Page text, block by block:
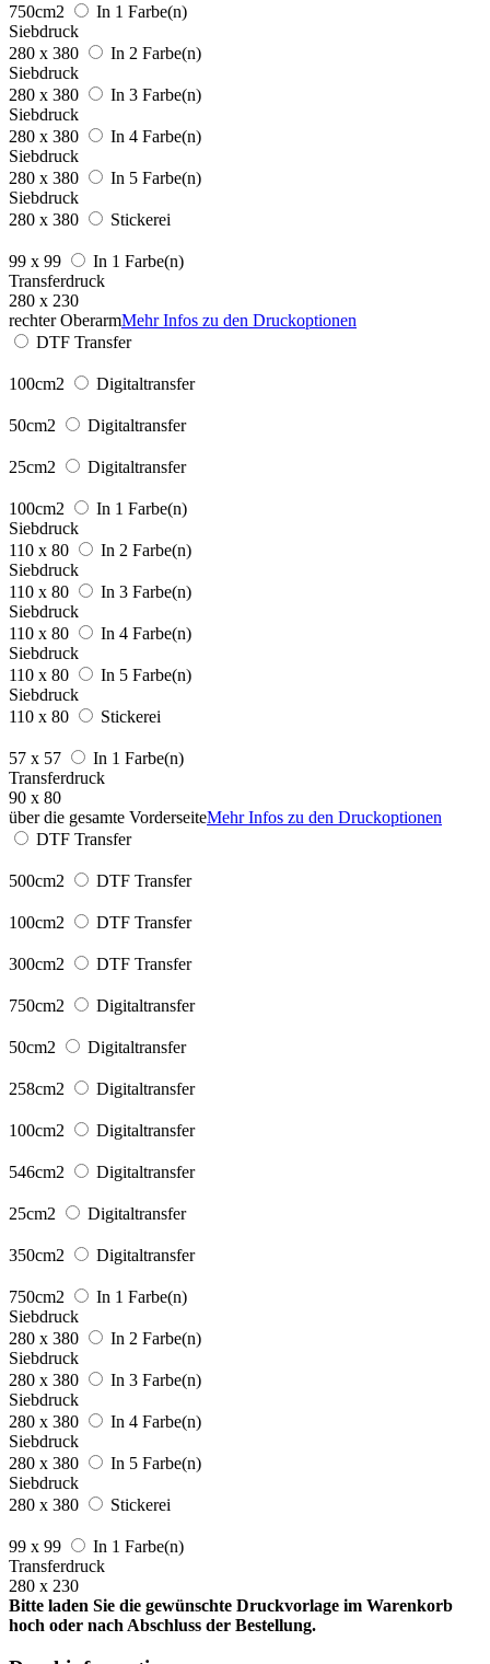
750cm2
In 1 Farbe(n)
Siebdruck
280 x 380
In 2 Farbe(n)
Siebdruck
280 x 380
In 3 Farbe(n)
Siebdruck
280 x 380
In 4 Farbe(n)
Siebdruck
280 x 380
In 5 Farbe(n)
Siebdruck
280 x 380
Stickerei
99 x 99
In 1 Farbe(n)
Transferdruck
280 x 230
rechter OberarmMehr Infos zu den Druckoptionen
DTF Transfer
100cm2 Digitaltransfer
50cm2 Digitaltransfer
25cm2 Digitaltransfer
100cm2
In 1 Farbe(n)
Siebdruck
110 x 80
In 2 Farbe(n)
Siebdruck
110 x 80
In 3 Farbe(n)
Siebdruck
110 x 80
In 4 Farbe(n)
Siebdruck
110 x 80
In 5 Farbe(n)
Siebdruck
110 x 80
Stickerei
57 x 57
In 1 Farbe(n)
Transferdruck
90 x 80
über die gesamte VorderseiteMehr Infos zu den Druckoptionen
DTF Transfer
500cm2 DTF Transfer
100cm2 DTF Transfer
300cm2 DTF Transfer
750cm2 Digitaltransfer
50cm2 Digitaltransfer
258cm2 Digitaltransfer
100cm2 Digitaltransfer
546cm2 Digitaltransfer
25cm2 Digitaltransfer
350cm2 Digitaltransfer
750cm2
In 1 Farbe(n)
Siebdruck
280 x 380
In 2 Farbe(n)
Siebdruck
280 x 380
In 3 Farbe(n)
Siebdruck
280 x 380
In 4 Farbe(n)
Siebdruck
280 x 380
In 5 Farbe(n)
Siebdruck
280 x 380
Stickerei
99 x 99
In 1 Farbe(n)
Transferdruck
280 x 230
Bitte laden Sie die gewünschte Druckvorlage im Warenkorb
hoch oder nach Abschluss der Bestellung.